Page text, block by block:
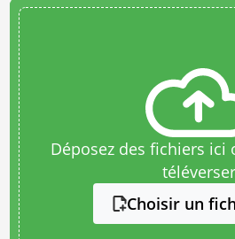
Déposez des fichiers ici
téléverser
Choisir un